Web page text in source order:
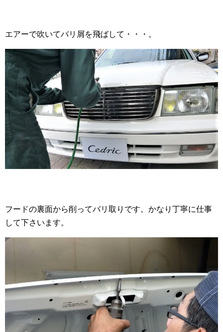
エアーで吹いてバリ屑を飛ばして・・・。
フードの裏面から削ってバリ取りです。かなり丁寧に仕事
して下さいます。